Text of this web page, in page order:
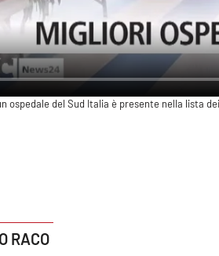
ospedale del Sud Italia è presente nella lista
RACO